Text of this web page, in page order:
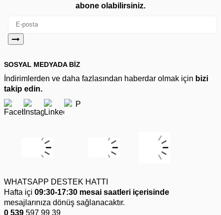
abone olabilirsiniz.
SOSYAL MEDYADA BİZ
İndirimlerden ve daha fazlasından haberdar olmak için bizi
takip edin.
WHATSAPP DESTEK HATTI
Hafta içi 09:30-17:30 mesai saatleri içerisinde
mesajlarınıza dönüş sağlanacaktır.
0 539 597 99 39